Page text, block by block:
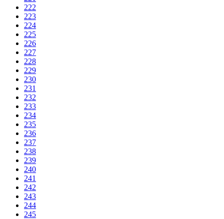
222
223
224
225
226
227
228
229
230
231
232
233
234
235
236
237
238
239
240
241
242
243
244
245